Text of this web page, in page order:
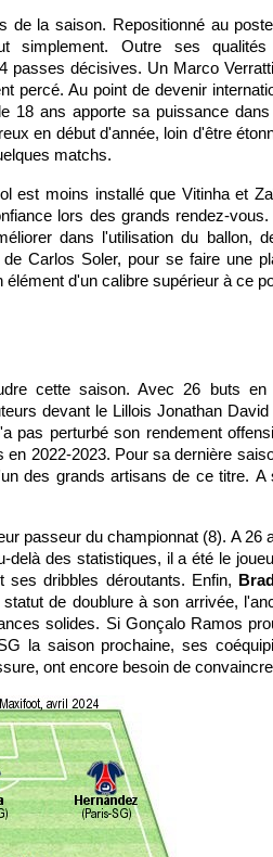
de la saison. Repositionné au
simplement. Outre ses
passes décisives. Un Marco
percé. Au point de devenir
18 ans apporte sa puissance
en début d'année, loin d'être
matchs.
est moins installé que Vitinha et
lors des grands rendez-
dans l'utilisation du ballon,
Carlos Soler, pour se faire une
d'un calibre supérieur à ce
cette saison. Avec 26 buts en
devant le Lillois Jonathan David
pas perturbé son rendement
2022-2023. Pour sa dernière
des grands artisans de ce titre. A
passeur du championnat (8). A 26
delà des statistiques, il a été le
dribbles déroutants. Enfin,
de doublure à son arrivée,
solides. Si Gonçalo Ramos
la saison prochaine, ses
ont encore besoin de